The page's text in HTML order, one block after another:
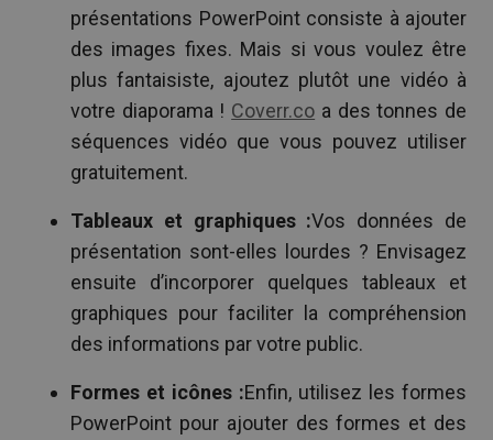
présentations PowerPoint consiste à ajouter
des images fixes. Mais si vous voulez être
plus fantaisiste, ajoutez plutôt une vidéo à
votre diaporama ! Coverr.co a des tonnes de
séquences vidéo que vous pouvez utiliser
gratuitement.
Tableaux et graphiques :Vos données de
présentation sont-elles lourdes ? Envisagez
ensuite d’incorporer quelques tableaux et
graphiques pour faciliter la compréhension
des informations par votre public.
Formes et icônes :Enfin, utilisez les formes
PowerPoint pour ajouter des formes et des